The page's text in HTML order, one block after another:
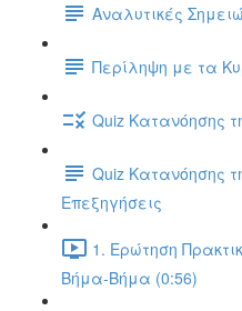
Αναλυτικές
Περίληψη με τα
Quiz Κατανόησης
Quiz Κατανόησης
Επεξηγήσεις
1. Ερώτηση
Βήμα-Βήμα (0:56)